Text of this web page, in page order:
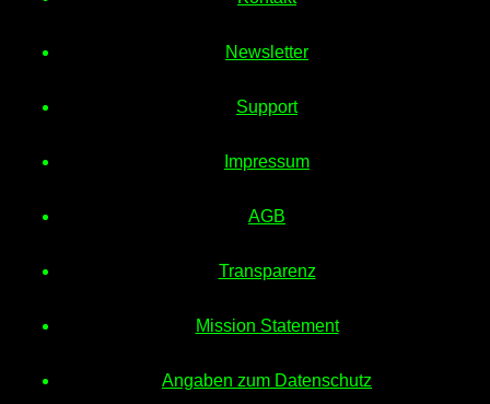
Newsletter
Support
Impressum
AGB
Transparenz
Mission Statement
Angaben zum Datenschutz